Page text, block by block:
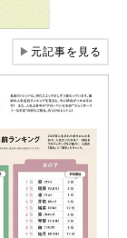
▶元記事を見る